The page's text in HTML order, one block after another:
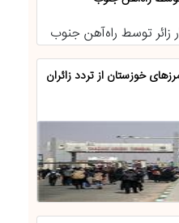
هزار نفری مرز‌های خوزستان از تردد زائران